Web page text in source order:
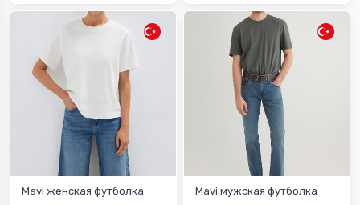
Mavi женская футболка Mavi мужская футболка